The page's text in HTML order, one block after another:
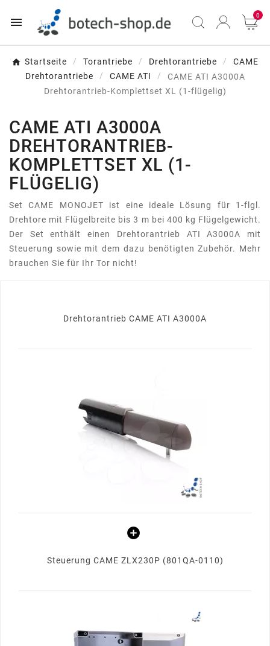
 0
Startseite Torantriebe Drehtorantriebe
CAME
Drehtorantriebe
CAME ATI
CAME ATI A3000A
Drehtorantrieb-Komplettset XL (1-flügelig)
CAME ATI A3000A
DREHTORANTRIEB-
KOMPLETTSET XL (1-
FLÜGELIG)
Set CAME MONOJET ist eine ideale Lösung für 1-flgl.
Drehtore mit Flügelbreite bis 3 m bei 400 kg Flügelgewicht.
Der Set enthält einen Drehtorantrieb ATI A3000A mit
Steuerung sowie mit dem dazu benötigten Zubehör. Mehr
brauchen Sie für Ihr Tor nicht!
Drehtorantrieb CAME ATI A3000A
Steuerung CAME ZLX230P (801QA-0110)